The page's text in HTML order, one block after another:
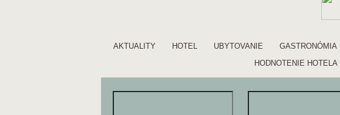
AKTUALITY HOTEL UBYTOVANIE GASTRONÓMIA
HODNOTENIE HOTELA